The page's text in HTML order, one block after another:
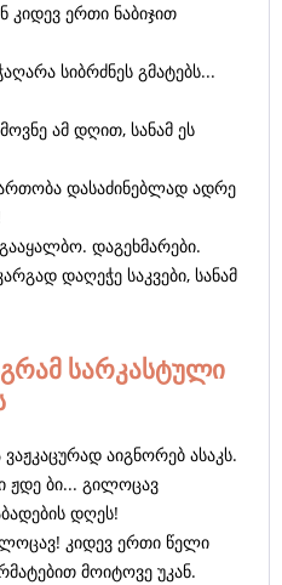
კიდევ ერთი ნაბიჯით
სიბრძნეს გმატებს...
ამ დღით, სანამ ეს
დასაძინებლად ადრე
დაგეხმარები.
დაღეჭე საკვები, სანამ
სარკასტული
აიგნორებ ასაკს.
ჟდე ბი... გილოცავ
დღეს!
კიდევ ერთი წელი
მოიტოვე უკან.